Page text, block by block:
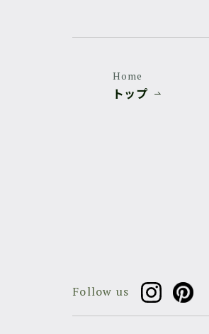
Home
トップ
Follow us